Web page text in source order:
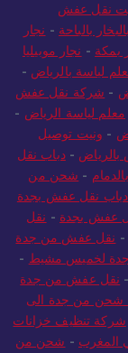
نقل عفش
بالباحة - نجار
بمكة - نجار موبيليا
لياسة بالرياض -
- شركة نقل عفش
معلم لياسة الرياض -
- ونيت توصيل
-دباب نقل
- شحن من
دباب نقل عفش بجدة
عفش بجدة - نقل
- نقل عفش من جدة
لخميس مشيط -
- نقل عفش من جدة
شحن من جدة الى
شركة تنظيف خزانات
المغرب - شحن من